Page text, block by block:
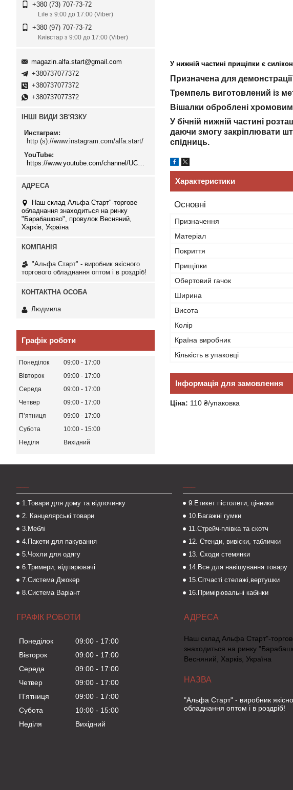
У нижній частині прищіпки є
Призначена для
Тремпель виготовлений із
Вішалки оброблені
У бічній нижній частині
даючи змогу закріплювати
спідниць.
Характеристики
Основні
Призначення
Матеріал
Покриття
Прищіпки
Обертовий гачок
Ширина
Висота
Колір
Країна виробник
Кількість в упаковці
Інформація для замовлення
Ціна: 110 ₴/упаковка
+380 (73) 707-73-72
Life з 9:00 до 17:00 (Viber)
+380 (97) 707-73-72
Київстар з 9:00 до 17:00 (Viber)
magazin.alfa.start@gmail.com
+380737077372
+380737077372
+380737077372
ІНШІ ВИДИ ЗВ'ЯЗКУ
Инстаграм
http (s)://www.instagram.com/alfa.start/
YouTube
Наш склад Альфа Старт"-торгове
обладнання знаходиться на ринку
"Барабашово", провулок Весняний,
Харків, Україна
"Альфа Старт" - виробник якісного
торгового обладнання оптом і в роздріб!
Людмила
Графік роботи
Понеділок 09:00
17:00
Вівторок
09:00
17:00
Середа
09:00
17:00
Четвер
09:00
17:00
Пʼятниця
09:00
17:00
Субота
10:00
15:00
Неділя
Вихідний
1.Товари для дому та відпочинку
2. Канцелярські товари
3.Меблі
4.Пакети для пакування
5.Чохли для одягу
6.Тримери, відпарювачі
7.Система Джокер
8.Система Варіант
9.Етикет пістолети, цінники
10.Багажні гумки
11.Стрейч-плівка та скотч
12. Стенди, вивіски, таблички
13. Сходи стемянки
14.Все для навішування товару
15.Сітчасті стелажі,вертушки
16.Примірювальні кабінки
ГРАФІК РОБОТИ
Понеділок 09:00
17:00
Вівторок
09:00
17:00
Середа
09:00
17:00
Четвер
09:00
17:00
Пʼятниця
09:00
17:00
Субота
10:00
15:00
Неділя
Вихідний
Наш склад Альфа Старт"-
знаходиться на ринку
Весняний, Харків, Україна
"Альфа Старт" - виробник
обладнання оптом і в роздріб!